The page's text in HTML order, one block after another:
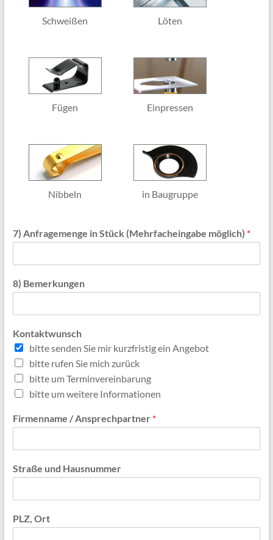
Schweißen Löten
Fügen Einpressen
Nibbeln in Baugruppe
7) Anfragemenge in Stück (Mehrfacheingabe möglich) *
8) Bemerkungen
Kontaktwunsch
bitte senden Sie mir kurzfristig ein Angebot
bitte rufen Sie mich zurück
bitte um Terminvereinbarung
bitte um weitere Informationen
Firmenname / Ansprechpartner *
Straße und Hausnummer
PLZ, Ort